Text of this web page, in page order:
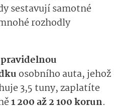
sestavují samotné
rozhodly
pravidelnou
osobního auta, jehož
3,5 tuny, zaplatíte
1 200 až 2 100 korun.